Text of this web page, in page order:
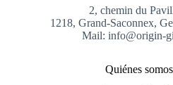
2, chemin du
1218, Grand-Saconnex,
Mail: info@origin-
Quiénes somos